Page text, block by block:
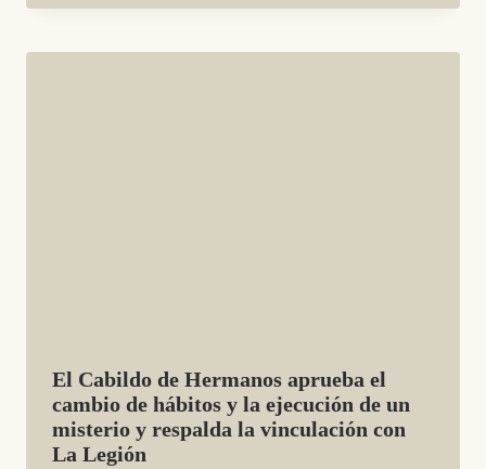
El Cabildo de Hermanos aprueba el
cambio de hábitos y la ejecución de un
misterio y respalda la vinculación con
La Legión